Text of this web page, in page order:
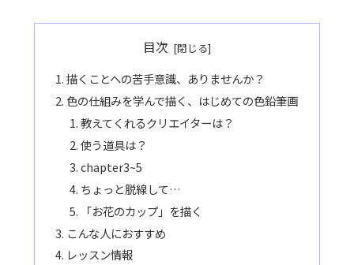
目次
描くことへの苦手意識、ありませんか？
色の仕組みを学んで描く、はじめての色鉛筆画
教えてくれるクリエイターは？
使う道具は？
chapter3~5
ちょっと脱線して…
「お花のカップ」を描く
こんな人におすすめ
レッスン情報